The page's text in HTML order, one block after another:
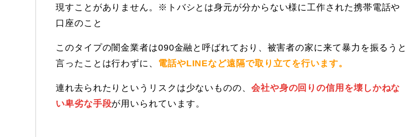
現すことがありません。※トバシとは身元が分からない様に工作された携帯電話や
口座のこと
このタイプの闇金業者は090金融と呼ばれており、被害者の家に来て暴力を振るうと
言ったことは行わずに、 電話やLINEなど遠隔で取り立てを行います。
連れ去られたりというリスクは少ないものの、 会社や身の回りの信用を壊しかねな
い卑劣な手段が用いられています。